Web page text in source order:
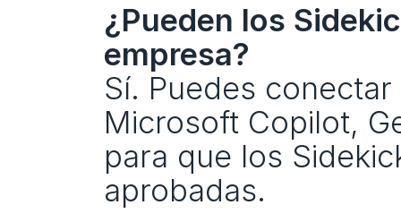
¿Pueden los
empresa?
Sí. Puedes
Microsoft Copilot,
para que los
aprobadas.